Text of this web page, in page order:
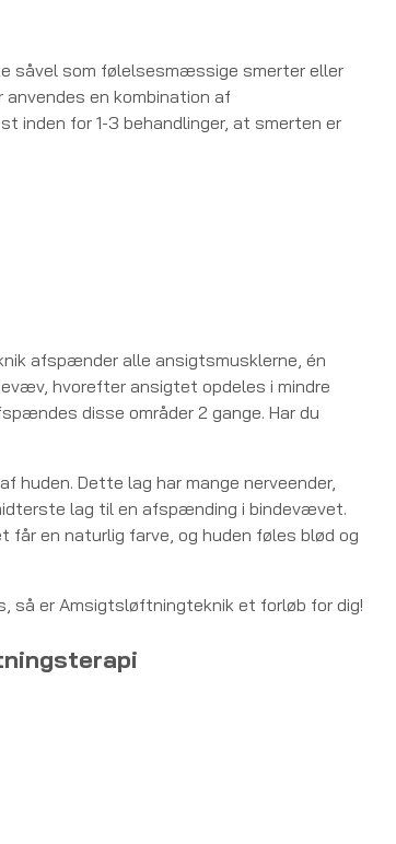
såvel som følelsesmæssige smerter eller
en kombination af
inden for 1-3 behandlinger, at smerten er
afspænder alle ansigtsmusklerne, én
hvorefter ansigtet opdeles i mindre
disse områder 2 gange. Har du
huden. Dette lag har mange nerveender,
lag til en afspænding i bindevævet.
får en naturlig farve, og huden føles blød og
så er Amsigtsløftningteknik et forløb for dig!